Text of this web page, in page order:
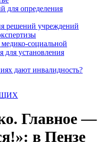
для определения
решений учреждений
социальной
для установления
дают инвалидность?
Главное —
в Пензе